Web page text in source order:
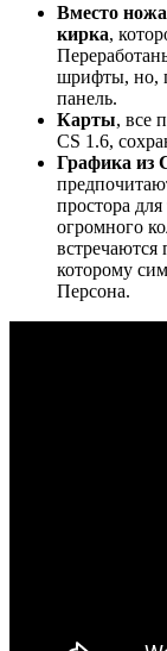
Вместо
кирка,
шрифты, но,
панель.
Карты, все
CS 1.6,
Графика из
простора
огромного
которому
Персона.